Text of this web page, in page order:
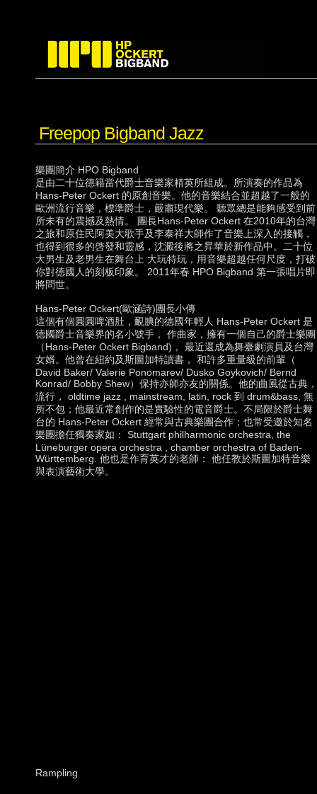
Freepop Bigband Jazz
樂團簡介 HPO Bigband
是由二十位德籍當代爵士音樂家精英所組成。所演奏的作品為
Hans-Peter Ockert 的原創音樂。他的音樂結合並超越了一般的
歐洲流行音樂，標準爵士，嚴肅現代樂。 聽眾總是能夠感受到前
所未有的震撼及熱情。 團長Hans-Peter Ockert 在2010年的台灣
之旅和原住民阿美大歌手及李泰祥大師作了音樂上深入的接觸，
也得到很多的啓發和靈感，沈澱後將之昇華於新作品中。二十位
大男生及老男生在舞台上 大玩特玩，用音樂超越任何尺度，打破
你對德國人的刻板印象。 2011年春 HPO Bigband 第一張唱片即
將問世。
Hans-Peter Ockert(歐涵詩)團長小傳
這個有個圓圓啤酒肚，靦腆的德國年輕人 Hans-Peter Ockert 是
德國爵士音樂界的名小號手， 作曲家，擁有一個自己的爵士樂團
（Hans-Peter Ockert Bigband)， 最近還成為舞臺劇演員及台灣
女婿。他曾在紐約及斯圖加特讀書， 和許多重量級的前輩（
David Baker/ Valerie Ponomarev/ Dusko Goykovich/ Bernd
Konrad/ Bobby Shew）保持亦師亦友的關係。他的曲風從古典，
流行， oldtime jazz , mainstream, latin, rock 到 drum&bass, 無
所不包；他最近常創作的是實驗性的電音爵士。不局限於爵士舞
台的 Hans-Peter Ockert 經常與古典樂團合作；也常受邀於知名
樂團擔任獨奏家如： Stuttgart philharmonic orchestra, the
Lüneburger opera orchestra , chamber orchestra of Baden-
Württemberg. 他也是作育英才的老師： 他任教於斯圖加特音樂
與表演藝術大學。